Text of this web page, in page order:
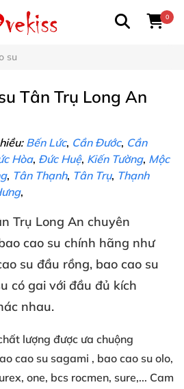
0
su
Tân Trụ Long An
Bến Lức, Cần Đước, Cần
Hòa, Đức Huệ, Kiến Tường, Mộc
, Tân Thạnh, Tân Trụ, Thạnh
,
Trụ Long An chuyên
cao su chính hãng như
su đầu rồng, bao cao su
có gai với đầu đủ kích
nhau.
lượng được ưa chuộng
cao su sagami , bao cao su olo,
, one, bcs rocmen, sure,... Cam